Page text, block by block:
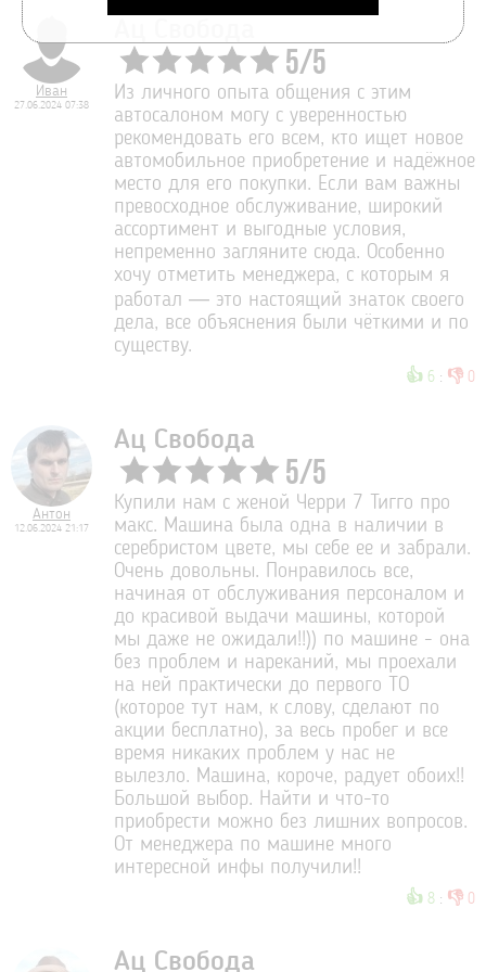
Иван
27.06.2024 07:38
5/5
Из личного опыта общения с этим
автосалоном могу с уверенностью
рекомендовать его всем, кто ищет новое
автомобильное приобретение и надёжное
место для его покупки. Если вам важны
превосходное обслуживание, широкий
ассортимент и выгодные условия,
непременно загляните сюда. Особенно
хочу отметить менеджера, с которым я
работал — это настоящий знаток своего
дела, все объяснения были чёткими и по
существу.
👍 6 : 👎 0
Антон
12.06.2024 21:17
Ац Свобода
5/5
Купили нам с женой Черри 7 Тигго про
макс. Машина была одна в наличии в
серебристом цвете, мы себе ее и забрали.
Очень довольны. Понравилось все,
начиная от обслуживания персоналом и
до красивой выдачи машины, которой
мы даже не ожидали!!)) по машине - она
без проблем и нареканий, мы проехали
на ней практически до первого ТО
(которое тут нам, к слову, сделают по
акции бесплатно), за весь пробег и все
время никаких проблем у нас не
вылезло. Машина, короче, радует обоих!!
Большой выбор. Найти и что-то
приобрести можно без лишних вопросов.
От менеджера по машине много
интересной инфы получили!!
👍 8 : 👎 0
Ац Свобода